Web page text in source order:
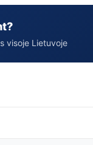
visoje Lietuvoje